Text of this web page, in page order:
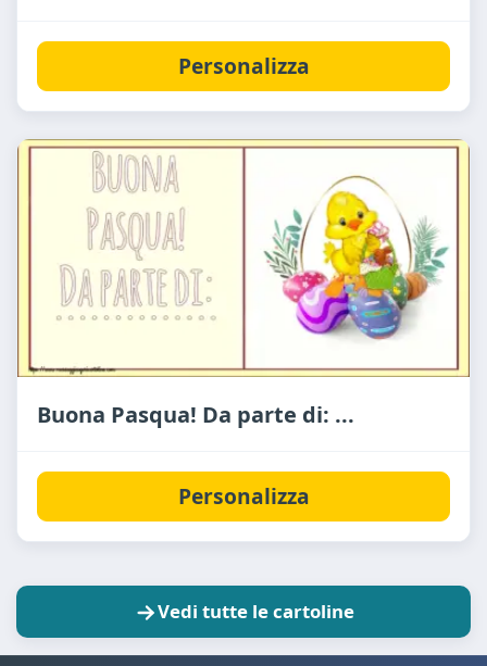
Personalizza
Buona Pasqua! Da parte di: ...
Personalizza
Vedi tutte le cartoline